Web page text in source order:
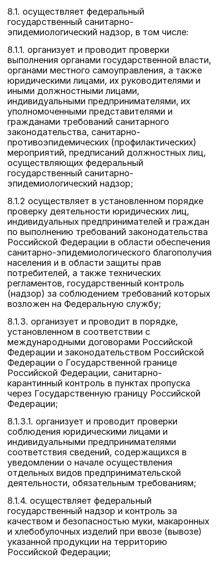
8.1. осуществляет федеральный
государственный санитарно-
эпидемиологический надзор, в том числе:
8.1.1. организует и проводит проверки
выполнения органами государственной власти,
органами местного самоуправления, а также
юридическими лицами, их руководителями и
иными должностными лицами,
индивидуальными предпринимателями, их
уполномоченными представителями и
гражданами требований санитарного
законодательства, санитарно-
противоэпидемических (профилактических)
мероприятий, предписаний должностных лиц,
осуществляющих федеральный
государственный санитарно-
эпидемиологический надзор;
8.1.2 осуществляет в установленном порядке
проверку деятельности юридических лиц,
индивидуальных предпринимателей и граждан
по выполнению требований законодательства
Российской Федерации в области обеспечения
санитарно-эпидемиологического благополучия
населения и в области защиты прав
потребителей, а также технических
регламентов, государственный контроль
(надзор) за соблюдением требований которых
возложен на Федеральную службу;
8.1.3. организует и проводит в порядке,
установленном в соответствии с
международными договорами Российской
Федерации и законодательством Российской
Федерации о Государственной границе
Российской Федерации, санитарно-
карантинный контроль в пунктах пропуска
через Государственную границу Российской
Федерации;
8.1.3.1. организует и проводит проверки
соблюдения юридическими лицами и
индивидуальными предпринимателями
соответствия сведений, содержащихся в
уведомлении о начале осуществления
отдельных видов предпринимательской
деятельности, обязательным требованиям;
8.1.4. осуществляет федеральный
государственный надзор и контроль за
качеством и безопасностью муки, макаронных
и хлебобулочных изделий при ввозе (вывозе)
указанной продукции на территорию
Российской Федерации;